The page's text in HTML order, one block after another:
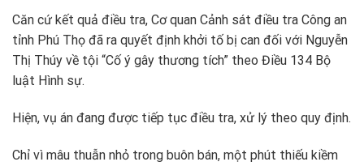
Căn cứ kết quả điều tra, Cơ quan Cảnh sát điều tra Công an
tỉnh Phú Thọ đã ra quyết định khởi tố bị can đối với Nguyễn
Thị Thúy về tội “Cố ý gây thương tích” theo Điều 134 Bộ
luật Hình sự.
Hiện, vụ án đang được tiếp tục điều tra, xử lý theo quy định.
Chỉ vì mâu thuẫn nhỏ trong buôn bán, một phút thiếu kiềm